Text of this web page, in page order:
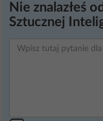
Nie znalazłeś
Sztucznej